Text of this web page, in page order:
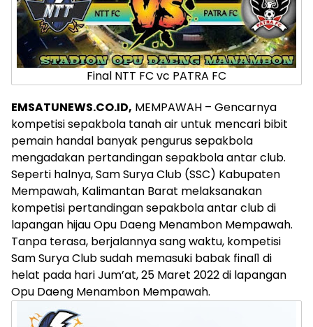
Final NTT FC vc PATRA FC
EMSATUNEWS.CO.ID, MEMPAWAH – Gencarnya
kompetisi sepakbola tanah air untuk mencari bibit
pemain handal banyak pengurus sepakbola
mengadakan pertandingan sepakbola antar club.
Seperti halnya, Sam Surya Club (SSC) Kabupaten
Mempawah, Kalimantan Barat melaksanakan
kompetisi pertandingan sepakbola antar club di
lapangan hijau Opu Daeng Menambon Mempawah.
Tanpa terasa, berjalannya sang waktu, kompetisi
Sam Surya Club sudah memasuki babak final1 di
helat pada hari Jum’at, 25 Maret 2022 di lapangan
Opu Daeng Menambon Mempawah.